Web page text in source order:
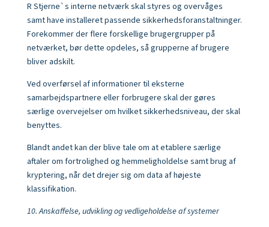
R Stjerne`s interne netværk skal styres og overvåges
samt have installeret passende sikkerhedsforanstaltninger.
Forekommer der flere forskellige brugergrupper på
netværket, bør dette opdeles, så grupperne af brugere
bliver adskilt.
Ved overførsel af informationer til eksterne
samarbejdspartnere eller forbrugere skal der gøres
særlige overvejelser om hvilket sikkerhedsniveau, der skal
benyttes.
Blandt andet kan der blive tale om at etablere særlige
aftaler om fortrolighed og hemmeligholdelse samt brug af
kryptering, når det drejer sig om data af højeste
klassifikation.
10. Anskaffelse, udvikling og vedligeholdelse af systemer